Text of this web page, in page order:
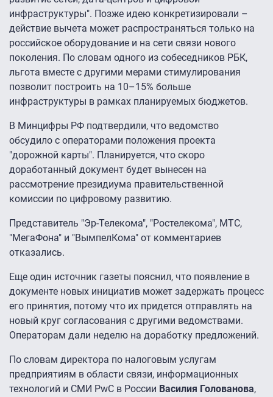
инфраструктуры". Позже идею конкретизировали –
действие вычета может распространяться только на
российское оборудование и на сети связи нового
поколения. По словам одного из собеседников РБК,
льгота вместе с другими мерами стимулирования
позволит построить на 10–15% больше
инфраструктуры в рамках планируемых бюджетов.
В Минцифры РФ подтвердили, что ведомство
обсудило с операторами положения проекта
"дорожной карты". Планируется, что скоро
доработанный документ будет вынесен на
рассмотрение президиума правительственной
комиссии по цифровому развитию.
Представитель "Эр-Телекома", "Ростелекома", МТС,
"МегаФона" и "ВымпелКома" от комментариев
отказались.
Еще один источник газеты пояснил, что появление в
документе новых инициатив может задержать процесс
его принятия, потому что их придется отправлять на
новый круг согласования с другими ведомствами.
Операторам дали неделю на доработку предложений.
По словам директора по налоговым услугам
предприятиям в области связи, информационных
технологий и СМИ PwC в России Василия Голованова,